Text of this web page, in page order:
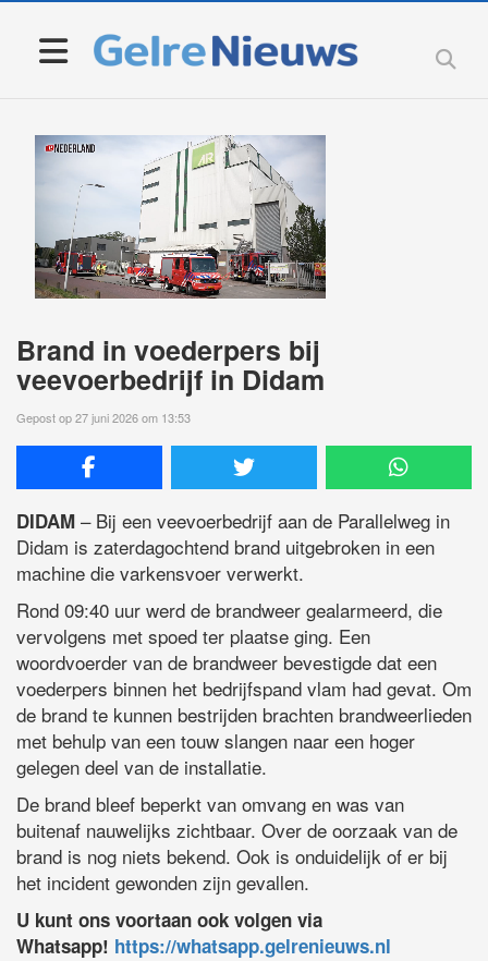
Brand in voederpers bij
veevoerbedrijf in Didam
Gepost op 27 juni 2026 om 13:53
DIDAM – Bij een veevoerbedrijf aan de Parallelweg in
Didam is zaterdagochtend brand uitgebroken in een
machine die varkensvoer verwerkt.
Rond 09:40 uur werd de brandweer gealarmeerd, die
vervolgens met spoed ter plaatse ging. Een
woordvoerder van de brandweer bevestigde dat een
voederpers binnen het bedrijfspand vlam had gevat. Om
de brand te kunnen bestrijden brachten brandweerlieden
met behulp van een touw slangen naar een hoger
gelegen deel van de installatie.
De brand bleef beperkt van omvang en was van
buitenaf nauwelijks zichtbaar. Over de oorzaak van de
brand is nog niets bekend. Ook is onduidelijk of er bij
het incident gewonden zijn gevallen.
U kunt ons voortaan ook volgen via
Whatsapp! https://whatsapp.gelrenieuws.nl